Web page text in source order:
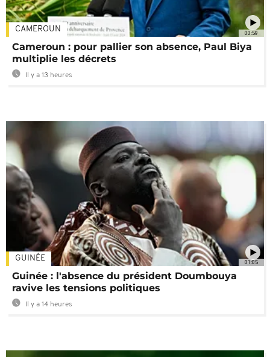
00:59
CAMEROUN
Cameroun : pour pallier son absence, Paul Biya
multiplie les décrets
Il y a 13 heures
01:05
GUINÉE
Guinée : l'absence du président Doumbouya
ravive les tensions politiques
Il y a 14 heures